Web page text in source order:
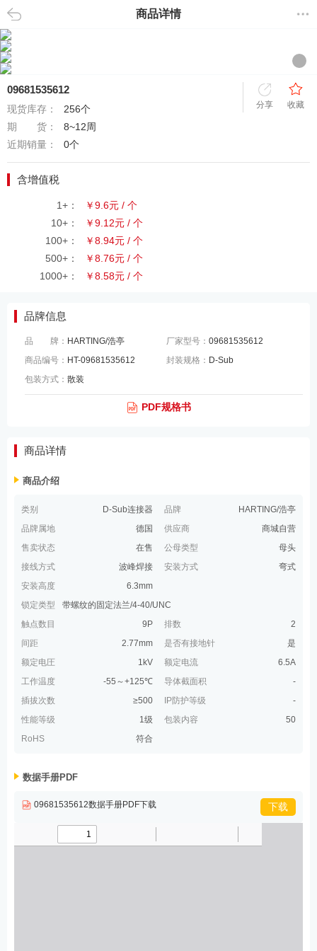
返回 商品详情
09681535612
现货库存：
256个
期 货：
8~12周
近期销量：
0个
分享 收藏
含增值税
1+：
￥9.6元 / 个
10+：
￥9.12元 / 个
100+：
￥8.94元 / 个
500+：
￥8.76元 / 个
1000+：
￥8.58元 / 个
品牌信息
品 牌： HARTING/浩亭 厂家型号：09681535612
商品编号： HT-09681535612 封装规格： D-Sub
包装方式： 散装
PDF规格书
商品详情
商品介绍
类别 D-Sub连接器 品牌
HARTING/浩亭
品牌属地
德国 供应商
商城自营
售卖状态
在售 公母类型
母头
接线方式
波峰焊接 安装方式
弯式
安装高度
6.3mm
锁定类型
带螺纹的固定法兰/4-40/UNC
触点数目
9P 排数
2
间距
2.77mm 是否有接地针
是
额定电圧
1kV 额定电流
6.5A
工作温度
-55～+125℃ 导体截面积
-
插拔次数
≥500 IP防护等级
-
性能等级
1级 包装内容
50
RoHS
符合
数据手册PDF
09681535612数据手册PDF下载 下载